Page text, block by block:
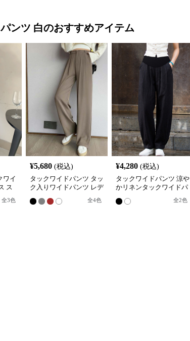
ンツ 白のおすすめアイテム
ワイ
ス
全3色
¥5,680 (税込)
タックワイドパンツ タッ
ク入りワイドパンツ レデ
ィース ハイウエスト
全4色
¥4,280 (税込)
タックワイドパンツ 涼や
かリネンタックワイドパ
全2色